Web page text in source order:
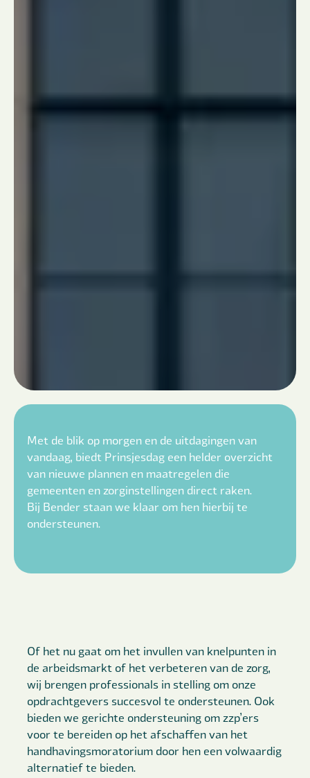
Met de blik op morgen en de uitdagingen van
vandaag, biedt Prinsjesdag een helder overzicht
van nieuwe plannen en maatregelen die
gemeenten en zorginstellingen direct raken.
Bij Bender staan we klaar om hen hierbij te
ondersteunen.
Of het nu gaat om het invullen van knelpunten in
de arbeidsmarkt of het verbeteren van de zorg,
wij brengen professionals in stelling om onze
opdrachtgevers succesvol te ondersteunen. Ook
bieden we gerichte ondersteuning om zzp’ers
voor te bereiden op het afschaffen van het
handhavingsmoratorium door hen een volwaardig
alternatief te bieden.